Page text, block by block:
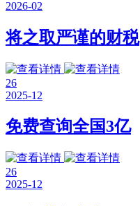
2026-02
将之取严谨的财税
26
2025-12
免费查询全国3亿
26
2025-12